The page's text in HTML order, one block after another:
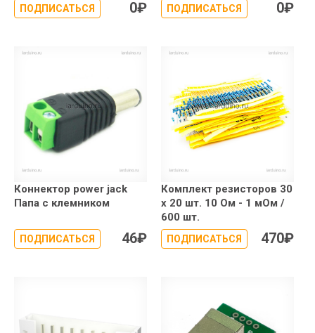
ПОДПИСАТЬСЯ 0₽ ПОДПИСАТЬСЯ 0₽
Коннектор power jack
Папа с клемником
ПОДПИСАТЬСЯ 46₽
Комплект резисторов 30
х 20 шт. 10 Ом - 1 мОм /
600 шт.
ПОДПИСАТЬСЯ 470₽